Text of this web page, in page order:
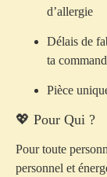
d’allergie
Délais de
ta
Pièce
💖 Pour Qui ?
Pour toute
personnel et